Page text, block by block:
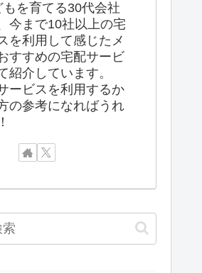
もを育てる30代会社
今まで10社以上の宅
を利用して感じたメ
すすめの宅配サービ
紹介しています。
ービスを利用するか
の参考になればうれ